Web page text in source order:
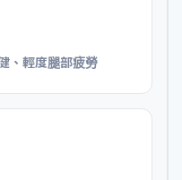
、輕度腿部疲勞